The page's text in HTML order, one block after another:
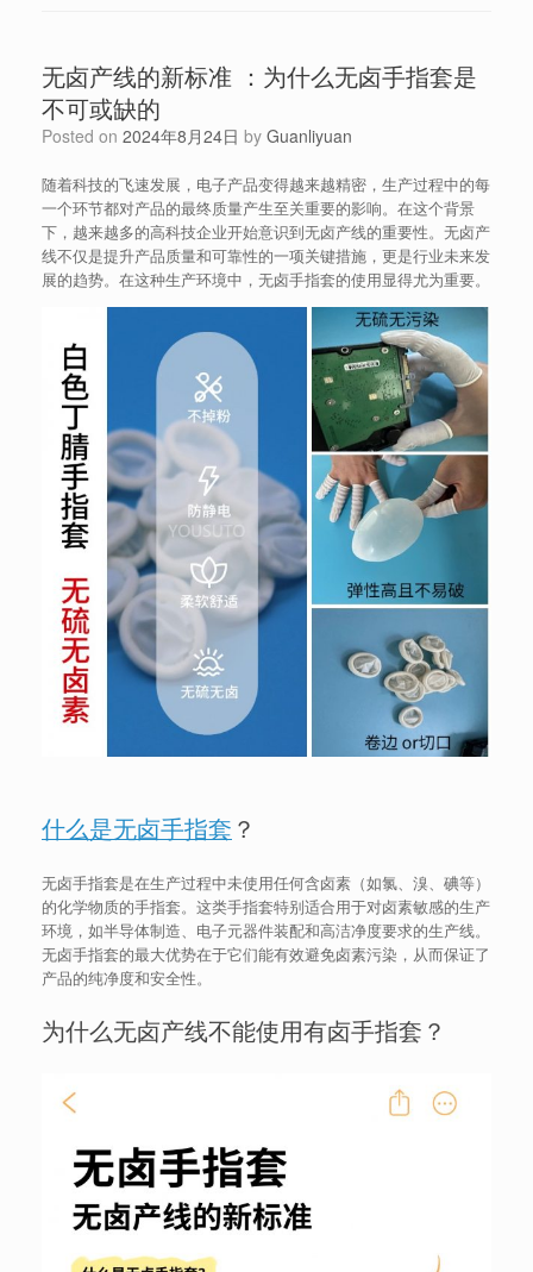
无卤产线的新标准 ：为什么无卤手指套是
不可或缺的
Posted on 2024年8月24日 by Guanliyuan
随着科技的飞速发展，电子产品变得越来越精密，生产过程中的每
一个环节都对产品的最终质量产生至关重要的影响。在这个背景
下，越来越多的高科技企业开始意识到无卤产线的重要性。无卤产
线不仅是提升产品质量和可靠性的一项关键措施，更是行业未来发
展的趋势。在这种生产环境中，无卤手指套的使用显得尤为重要。
什么是无卤手指套 ？
无卤手指套是在生产过程中未使用任何含卤素（如氯、溴、碘等）
的化学物质的手指套。这类手指套特别适合用于对卤素敏感的生产
环境，如半导体制造、电子元器件装配和高洁净度要求的生产线。
无卤手指套的最大优势在于它们能有效避免卤素污染，从而保证了
产品的纯净度和安全性。
为什么无卤产线不能使用有卤手指套？